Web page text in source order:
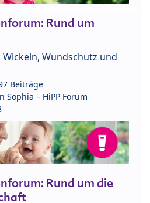
Rund um
Wickeln, Wundschutz und
Beiträge
Sophia – HiPP Forum
Rund um die